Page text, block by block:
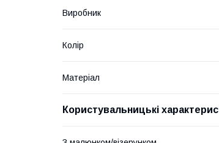
Виробник
Колір
Матеріал
Користувальницькі